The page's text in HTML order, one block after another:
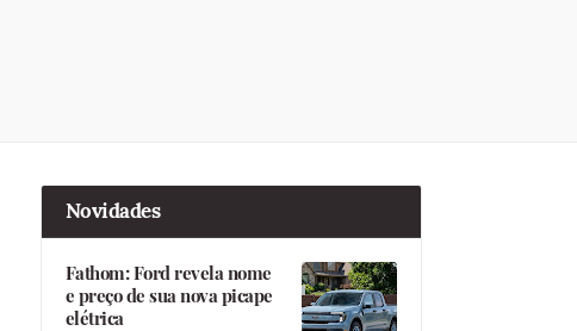
Novidades
Fathom: Ford revela nome
e preço de sua nova picape
elétrica